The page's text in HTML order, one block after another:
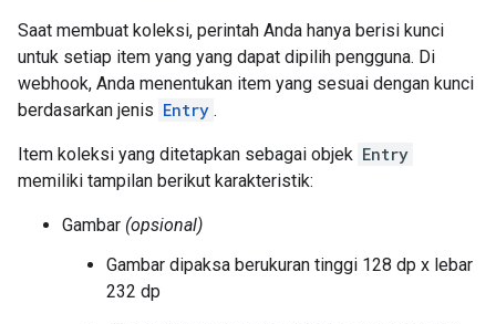
Saat membuat koleksi, perintah Anda hanya berisi kunci
untuk setiap item yang yang dapat dipilih pengguna. Di
webhook, Anda menentukan item yang sesuai dengan kunci
berdasarkan jenis Entry .
Item koleksi yang ditetapkan sebagai objek Entry
memiliki tampilan berikut karakteristik:
Gambar (opsional)
Gambar dipaksa berukuran tinggi 128 dp x lebar
232 dp